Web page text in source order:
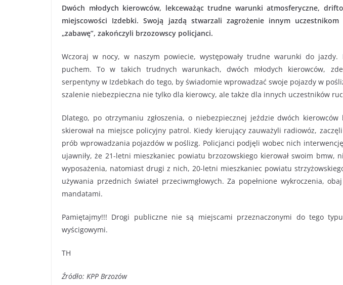
Dwóch młodych kierowców, lekceważąc trudne warunki atmosferyczne,
miejscowości Izdebki. Swoją jazdą stwarzali zagrożenie innym
„zabawę”, zakończyli brzozowscy policjanci.
Wczoraj w nocy, w naszym powiecie, występowały trudne warunki do jazdy.
puchem. To w takich trudnych warunkach, dwóch młodych kierowców,
serpentyny w Izdebkach do tego, by świadomie wprowadzać swoje pojazdy w
szalenie niebezpieczna nie tylko dla kierowcy, ale także dla innych uczestników
Dlatego, po otrzymaniu zgłoszenia, o niebezpiecznej jeździe dwóch
skierował na miejsce policyjny patrol. Kiedy kierujący zauważyli radiowóz,
prób wprowadzania pojazdów w poślizg. Policjanci podjęli wobec nich
ujawniły, że 21-letni mieszkaniec powiatu brzozowskiego kierował swoim bmw,
wyposażenia, natomiast drugi z nich, 20-letni mieszkaniec powiatu
używania przednich świateł przeciwmgłowych. Za popełnione wykroczenia,
mandatami.
Pamiętajmy!!! Drogi publiczne nie są miejscami przeznaczonymi do tego
wyścigowymi.
TH
Źródło: KPP Brzozów